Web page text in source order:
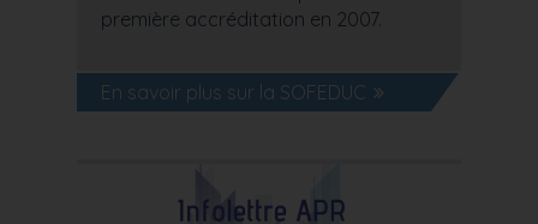
première accréditation en 2007.
En savoir plus sur la SOFEDUC